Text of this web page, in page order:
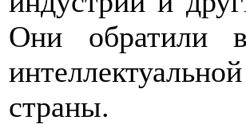
Они обратили
страны.